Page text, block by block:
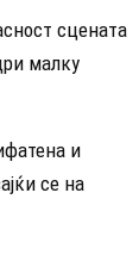
сцената
малку
и
се на